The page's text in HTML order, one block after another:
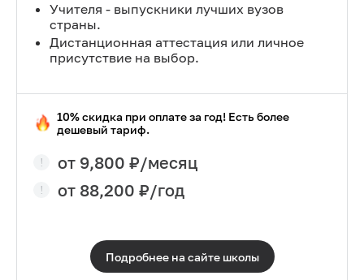
Учителя - выпускники лучших вузов
страны.
Дистанционная аттестация или личное
присутствие на выбор.
10% скидка при оплате за год! Есть более
дешевый тариф.
от 9,800 ₽/месяц
от 88,200 ₽/год
Подробнее на сайте школы